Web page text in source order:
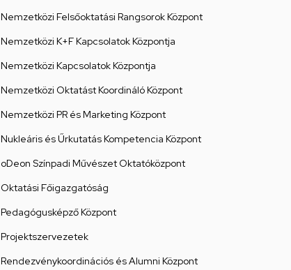
Nemzetközi Felsőoktatási Rangsorok Központ
Nemzetközi K+F Kapcsolatok Központja
Nemzetközi Kapcsolatok Központja
Nemzetközi Oktatást Koordináló Központ
Nemzetközi PR és Marketing Központ
Nukleáris és Űrkutatás Kompetencia Központ
oDeon Színpadi Művészet Oktatóközpont
Oktatási Főigazgatóság
Pedagógusképző Központ
Projektszervezetek
Rendezvénykoordinációs és Alumni Központ